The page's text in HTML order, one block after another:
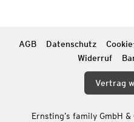
AGB Datenschutz
Widerruf
Vertrag
Ernsting’s family GmbH